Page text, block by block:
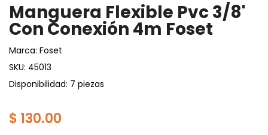
Manguera Flexible Pvc 3/8'
Con Conexión 4m Foset
Marca: Foset
SKU: 45013
Disponibilidad: 7 piezas
$ 130.00